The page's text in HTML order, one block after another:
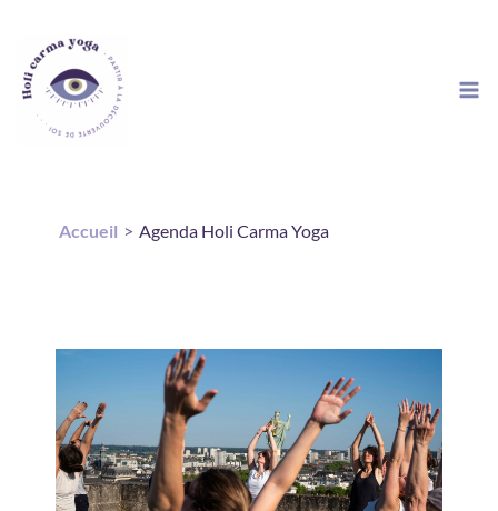
contenu
Accueil Agenda Holi Carma Yoga